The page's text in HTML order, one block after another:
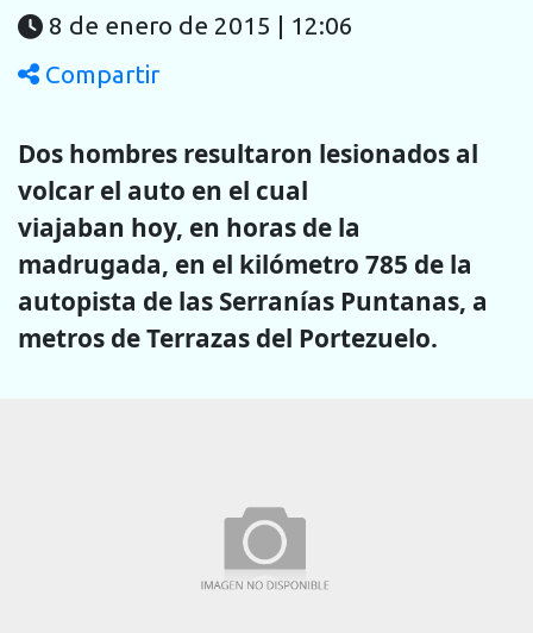
8 de enero de 2015 | 12:06
Compartir
Dos hombres resultaron lesionados al
volcar el auto en el cual
viajaban hoy, en horas de la
madrugada, en el kilómetro 785 de la
autopista de las Serranías Puntanas, a
metros de Terrazas del Portezuelo.